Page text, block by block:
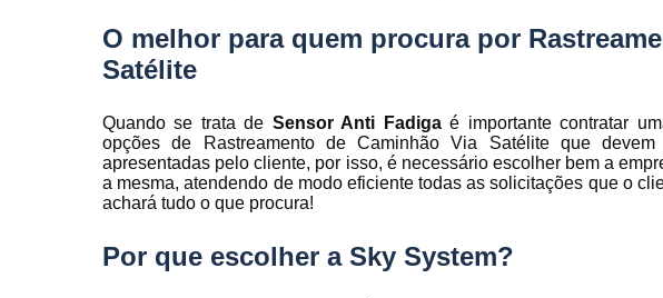
controle de
manutenção de
veiculares
Telemetria
O melhor para quem procura por
Satélite
Quando se trata de Sensor Anti Fadigaé importante contratar
opções de Rastreamento de Caminhão Via Satélite que
apresentadas pelo cliente, por isso, é necessário escolher bem a
a mesma, atendendo de modo eficiente todas as solicitações que o
achará tudo o que procura!
Por que escolher a Sky System?